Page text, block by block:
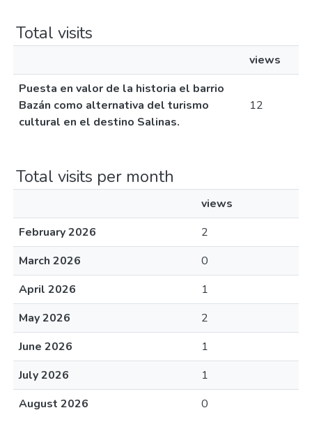
Total visits
views
Puesta en valor de la historia el barrio
Bazán como alternativa del turismo
cultural en el destino Salinas.
12
Total visits per month
views
February 2026
2
March 2026
0
April 2026
1
May 2026
2
June 2026
1
July 2026
1
August 2026
0